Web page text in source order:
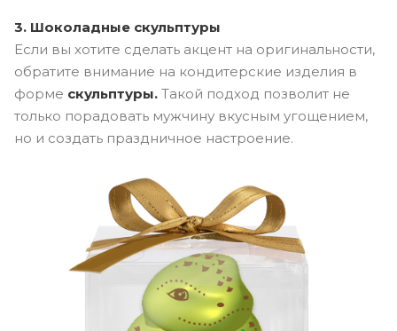
3. Шоколадные скульптуры
Если вы хотите сделать акцент на оригинальности,
обратите внимание на кондитерские изделия в
форме скульптуры. Такой подход позволит не
только порадовать мужчину вкусным угощением,
но и создать праздничное настроение.